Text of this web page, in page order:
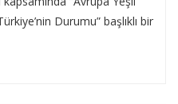
Lisans ve Doktora Başvuruları
Durumu” başlıklı bir